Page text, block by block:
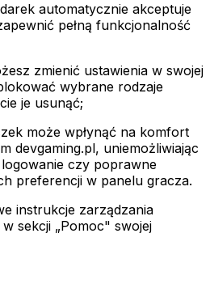
automatycznie akceptuje
pełną funkcjonalność
zmienić ustawienia w swojej
wybrane rodzaje
je usunąć;
może wpłynąć na komfort
devgaming.pl, uniemożliwiając
czy poprawne
preferencji w panelu gracza.
instrukcje zarządzania
sekcji „Pomoc" swojej